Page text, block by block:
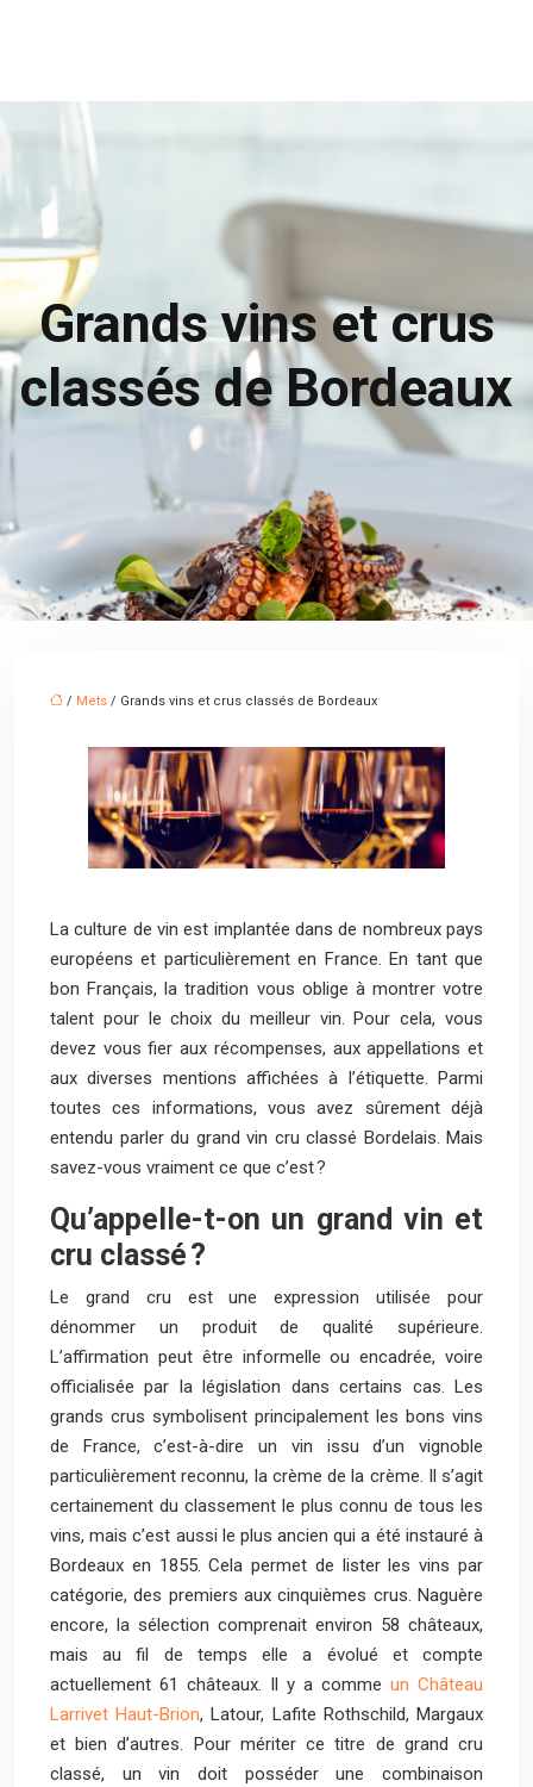
Grands vins et crus
classés de Bordeaux
/ Mets / Grands vins et crus classés de Bordeaux
La culture de vin est implantée dans de nombreux pays
européens et particulièrement en France. En tant que
bon Français, la tradition vous oblige à montrer votre
talent pour le choix du meilleur vin. Pour cela, vous
devez vous fier aux récompenses, aux appellations et
aux diverses mentions affichées à l’étiquette. Parmi
toutes ces informations, vous avez sûrement déjà
entendu parler du grand vin cru classé Bordelais. Mais
savez-vous vraiment ce que c’est ?
Qu’appelle-t-on un grand vin et
cru classé ?
Le grand cru est une expression utilisée pour
dénommer un produit de qualité supérieure.
L’affirmation peut être informelle ou encadrée, voire
officialisée par la législation dans certains cas. Les
grands crus symbolisent principalement les bons vins
de France, c’est-à-dire un vin issu d’un vignoble
particulièrement reconnu, la crème de la crème. Il s’agit
certainement du classement le plus connu de tous les
vins, mais c’est aussi le plus ancien qui a été instauré à
Bordeaux en 1855. Cela permet de lister les vins par
catégorie, des premiers aux cinquièmes crus. Naguère
encore, la sélection comprenait environ 58 châteaux,
mais au fil de temps elle a évolué et compte
actuellement 61 châteaux. Il y a comme un Château
Larrivet Haut-Brion, Latour, Lafite Rothschild, Margaux
et bien d’autres. Pour mériter ce titre de grand cru
classé, un vin doit posséder une combinaison